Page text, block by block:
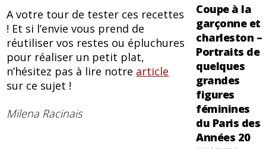
A votre tour de tester ces recettes
! Et si l’envie vous prend de
réutiliser vos restes ou épluchures
pour réaliser un petit plat,
n’hésitez pas à lire notre article
sur ce sujet !
Milena Racinais
Coupe à la
garçonne et
charleston –
Portraits de
quelques
grandes
figures
féminines
du Paris des
Années 20